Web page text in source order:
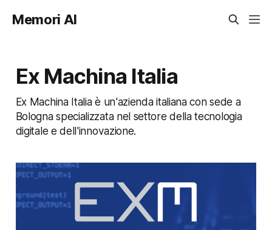
Memori AI
Ex Machina Italia
Ex Machina Italia è un'azienda italiana con sede a
Bologna specializzata nel settore della tecnologia
digitale e dell'innovazione.